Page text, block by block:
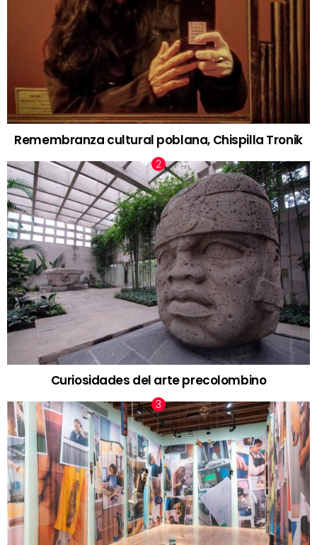
Remembranza cultural poblana, Chispilla Tronik
Curiosidades del arte precolombino